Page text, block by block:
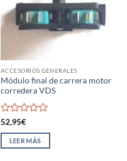
ACCESORIOS GENERALES
Módulo final de carrera motor
corredera VDS
Valorado
con
de
52,95€
LEER MÁS